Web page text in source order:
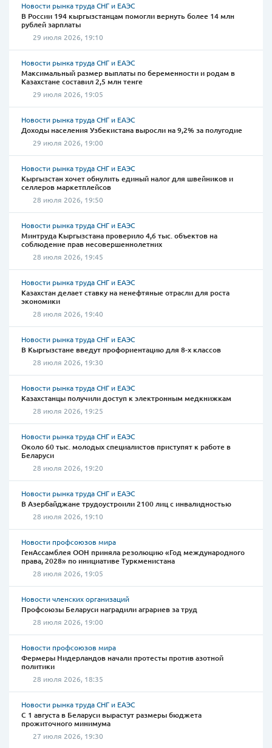
Новости рынка труда СНГ и ЕАЭС
В России 194 кыргызстанцам помогли вернуть более 14 млн
рублей зарплаты
29 июля 2026, 19:10
Новости рынка труда СНГ и ЕАЭС
Максимальный размер выплаты по беременности и родам в
Казахстане составил 2,5 млн тенге
29 июля 2026, 19:05
Новости рынка труда СНГ и ЕАЭС
Доходы населения Узбекистана выросли на 9,2% за полугодие
29 июля 2026, 19:00
Новости рынка труда СНГ и ЕАЭС
Кыргызстан хочет обнулить единый налог для швейников и
селлеров маркетплейсов
28 июля 2026, 19:50
Новости рынка труда СНГ и ЕАЭС
Минтруда Кыргызстана проверило 4,6 тыс. объектов на
соблюдение прав несовершеннолетних
28 июля 2026, 19:45
Новости рынка труда СНГ и ЕАЭС
Казахстан делает ставку на ненефтяные отрасли для роста
экономики
28 июля 2026, 19:40
Новости рынка труда СНГ и ЕАЭС
В Кыргызстане введут профориентацию для 8-х классов
28 июля 2026, 19:30
Новости рынка труда СНГ и ЕАЭС
Казахстанцы получили доступ к электронным медкнижкам
28 июля 2026, 19:25
Новости рынка труда СНГ и ЕАЭС
Около 60 тыс. молодых специалистов приступят к работе в
Беларуси
28 июля 2026, 19:20
Новости рынка труда СНГ и ЕАЭС
В Азербайджане трудоустроили 2100 лиц с инвалидностью
28 июля 2026, 19:10
Новости профсоюзов мира
ГенАссамблея ООН приняла резолюцию «Год международного
права, 2028» по инициативе Туркменистана
28 июля 2026, 19:05
Новости членских организаций
Профсоюзы Беларуси наградили аграриев за труд
28 июля 2026, 19:00
Новости профсоюзов мира
Фермеры Нидерландов начали протесты против азотной
политики
28 июля 2026, 18:35
Новости рынка труда СНГ и ЕАЭС
С 1 августа в Беларуси вырастут размеры бюджета
прожиточного минимума
27 июля 2026, 19:30